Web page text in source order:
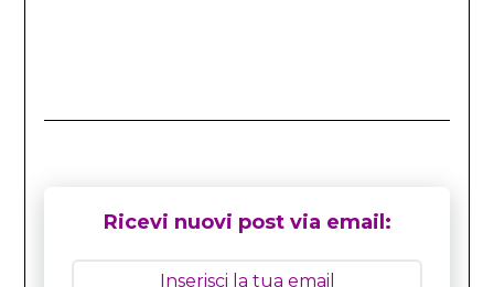
Ricevi nuovi post via email: